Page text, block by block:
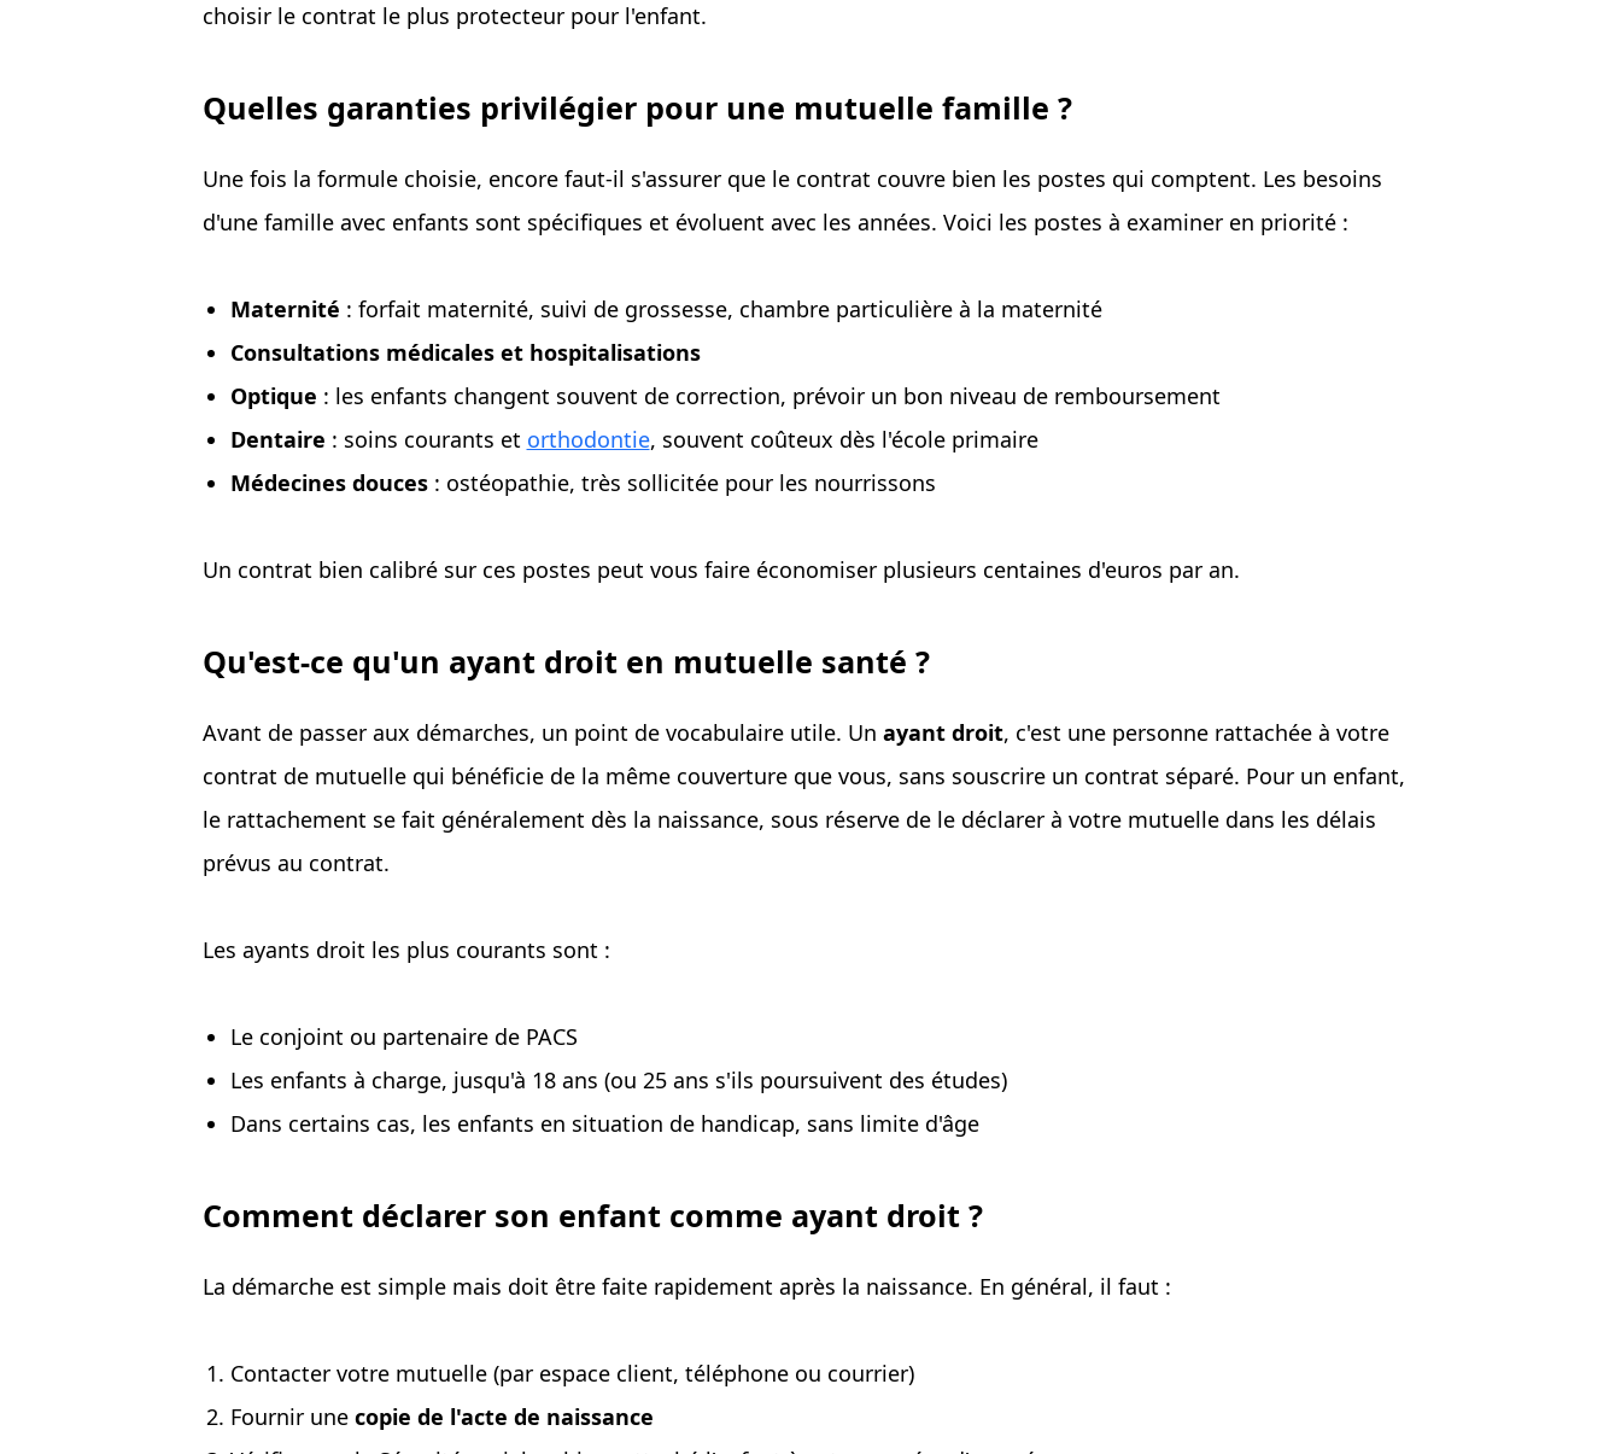
choisir le contrat le plus protecteur pour l'enfant.
Quelles garanties privilégier pour une mutuelle famille ?
Une fois la formule choisie, encore faut-il s'assurer que le contrat couvre bien les postes qui comptent. Les besoins
d'une famille avec enfants sont spécifiques et évoluent avec les années. Voici les postes à examiner en priorité :
Maternité : forfait maternité, suivi de grossesse, chambre particulière à la maternité
Consultations médicales et hospitalisations
Optique : les enfants changent souvent de correction, prévoir un bon niveau de remboursement
Dentaire : soins courants et orthodontie, souvent coûteux dès l'école primaire
Médecines douces: ostéopathie, très sollicitée pour les nourrissons
Un contrat bien calibré sur ces postes peut vous faire économiser plusieurs centaines d'euros par an.
Qu'est-ce qu'un ayant droit en mutuelle santé ?
Avant de passer aux démarches, un point de vocabulaire utile. Un ayant droit, c'est une personne rattachée à votre
contrat de mutuelle qui bénéficie de la même couverture que vous, sans souscrire un contrat séparé. Pour un enfant,
le rattachement se fait généralement dès la naissance, sous réserve de le déclarer à votre mutuelle dans les délais
prévus au contrat.
Les ayants droit les plus courants sont :
Le conjoint ou partenaire de PACS
Les enfants à charge, jusqu'à 18 ans (ou 25 ans s'ils poursuivent des études)
Dans certains cas, les enfants en situation de handicap, sans limite d'âge
Comment déclarer son enfant comme ayant droit ?
La démarche est simple mais doit être faite rapidement après la naissance. En général, il faut :
Contacter votre mutuelle (par espace client, téléphone ou courrier)
Fournir une copie de l'acte de naissance